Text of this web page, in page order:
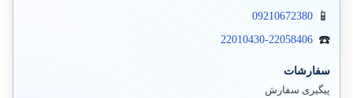
09210672380
22010430-22058406
سفارشات
پیگیری سفارش